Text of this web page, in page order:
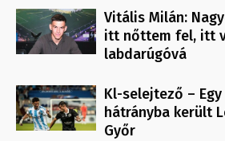
Vitális Milán:
itt nőttem fel, itt
labdarúgóvá
Kl-selejtező –
hátrányba került
Győr